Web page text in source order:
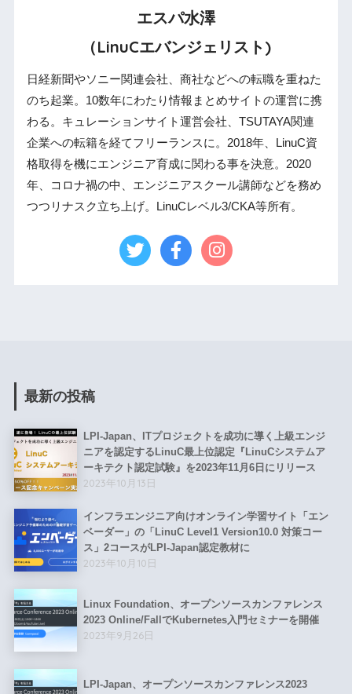
エスパ水澤
（LinuCエバンジェリスト)
日経新聞やソニー関連会社、商社などへの転職を重ねた
のち起業。10数年にわたり情報まとめサイトの運営に携
わる。キュレーションサイト運営会社、TSUTAYA関連
企業への転籍を経てフリーランスに。2018年、LinuC資
格取得を機にエンジニア育成に関わる事を決意。2020
年、コロナ禍の中、エンジニアスクール講師などを務め
つつリナスク立ち上げ。LinuCレベル3/CKA等所有。
最新の投稿
LPI-Japan、ITプロジェクトを成功に導く上級エンジ
ニアを認定するLinuC最上位認定『LinuCシステムア
ーキテクト認定試験』を2023年11月6日にリリース
2023年10月13日
インフラエンジニア向けオンライン学習サイト「エン
ベーダー」の「LinuC Level1 Version10.0 対策コー
ス」2コースがLPI-Japan認定教材に
2023年10月10日
Linux Foundation、オープンソースカンファレンス
2023 Online/FallでKubernetes入門セミナーを開催
2023年9月26日
LPI-Japan、オープンソースカンファレンス2023